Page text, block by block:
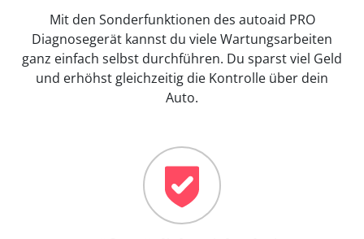
Mit den Sonderfunktionen des autoaid PRO
Diagnosegerät kannst du viele Wartungsarbeiten
ganz einfach selbst durchführen. Du sparst viel Geld
und erhöhst gleichzeitig die Kontrolle über dein
Auto.